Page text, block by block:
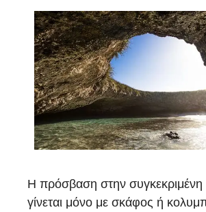
Η πρόσβαση στην συγκεκριμένη
γίνεται μόνο με σκάφος ή